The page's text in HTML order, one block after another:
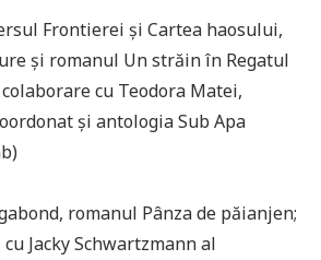
Frontierei și Cartea haosului,
și romanul Un străin în Regatul
cu Teodora Matei,
și antologia Sub Apa
romanul Pânza de păianjen;
Jacky Schwartzmann al